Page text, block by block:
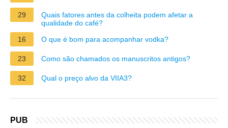
29
Quais fatores antes da colheita podem afetar a
qualidade do café?
16
O que é bom para acompanhar vodka?
23 Como são chamados os manuscritos antigos?
32 Qual o preço alvo da VIIA3?
PUB